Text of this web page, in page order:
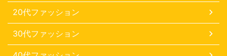
20代ファッション
30代ファッション